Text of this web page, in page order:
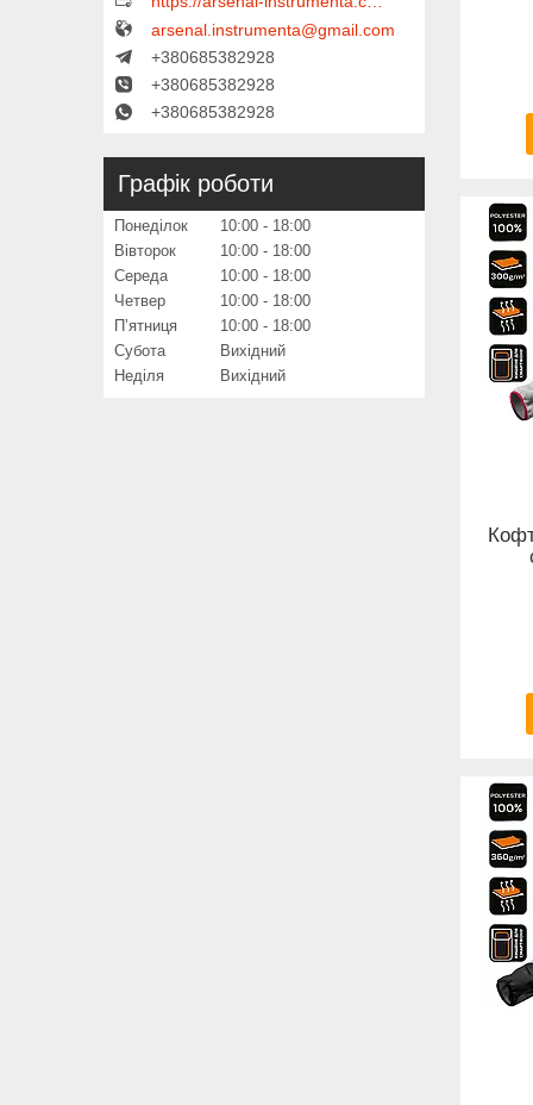
arsenal.instrumenta@gmail.com
+380685382928
+380685382928
+380685382928
Графік роботи
Понеділок 10:00
18:00
Вівторок
10:00
18:00
Середа
10:00
18:00
Четвер
10:00
18:00
Пʼятниця
10:00
18:00
Субота
Вихідний
Неділя
Вихідний